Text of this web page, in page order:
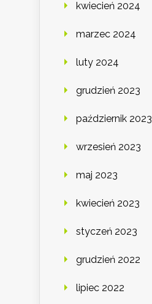
kwiecień 2024
marzec 2024
luty 2024
grudzień 2023
październik 2023
wrzesień 2023
maj 2023
kwiecień 2023
styczeń 2023
grudzień 2022
lipiec 2022